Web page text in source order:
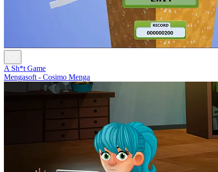
A Sh*t Game
Mengasoft - Cosimo Menga